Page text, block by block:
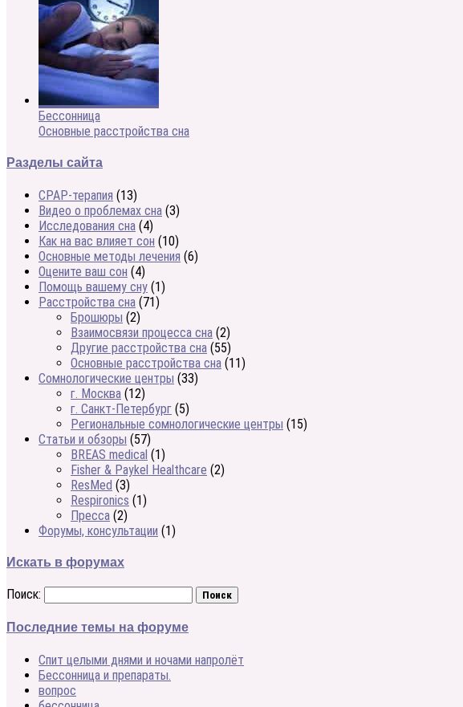
Бессонница
Основные расстройства сна
Разделы сайта
CPAP-терапия (13)
Видео о проблемах сна (3)
Исследования сна (4)
Как на вас влияет сон (10)
Основные методы лечения (6)
Оцените ваш сон (4)
Помощь вашему сну (1)
Расстройства сна (71)
Брошюры (2)
Взаимосвязи процесса сна (2)
Другие расстройства сна (55)
Основные расстройства сна (11)
Сомнологические центры (33)
г. Москва (12)
г. Санкт-Петербург (5)
Региональные сомнологические центры (15)
Статьи и обзоры (57)
BREAS medical (1)
Fisher & Paykel Healthcare (2)
ResMed (3)
Respironics (1)
Пресса (2)
Форумы, консультации (1)
Искать в форумах
Поиск:
Последние темы на форуме
Спит целыми днями и ночами напролёт
Бессонница и препараты.
вопрос